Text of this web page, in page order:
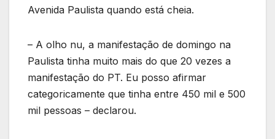
Avenida Paulista quando está cheia.
– A olho nu, a manifestação de domingo na
Paulista tinha muito mais do que 20 vezes a
manifestação do PT. Eu posso afirmar
categoricamente que tinha entre 450 mil e 500
mil pessoas – declarou.